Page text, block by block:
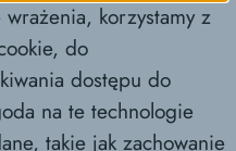
korzystamy z
do
dostępu do
na te technologie
takie jak zachowanie